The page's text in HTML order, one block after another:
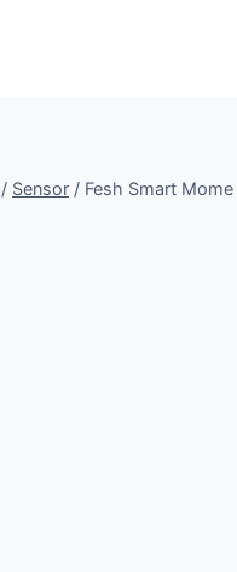
/ Sensor / Fesh Smart